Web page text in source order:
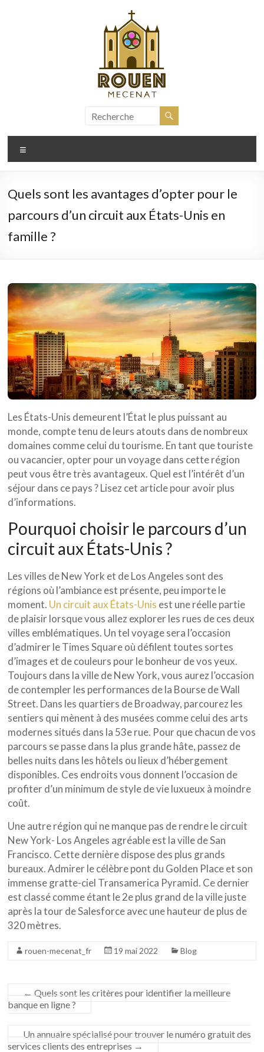
mecenat.fr
Quels sont les avantages d’opter pour le
parcours d’un circuit aux États-Unis en
famille ?
Les États-Unis demeurent l’État le plus puissant au
monde, compte tenu de leurs atouts dans de nombreux
domaines comme celui du tourisme. En tant que touriste
ou vacancier, opter pour un voyage dans cette région
peut vous être très avantageux. Quel est l’intérêt d’un
séjour dans ce pays ? Lisez cet article pour avoir plus
d’informations.
Pourquoi choisir le parcours d’un
circuit aux États-Unis ?
Les villes de New York et de Los Angeles sont des
régions où l’ambiance est présente, peu importe le
moment. Un circuit aux États-Unis est une réelle partie
de plaisir lorsque vous allez explorer les rues de ces deux
villes emblématiques. Un tel voyage sera l’occasion
d’admirer le Times Square où défilent toutes sortes
d’images et de couleurs pour le bonheur de vos yeux.
Toujours dans la ville de New York, vous aurez l’occasion
de contempler les performances de la Bourse de Wall
Street. Dans les quartiers de Broadway, parcourez les
sentiers qui mènent à des musées comme celui des arts
modernes situés dans la 53e rue. Pour que chacun de vos
parcours se passe dans la plus grande hâte, passez de
belles nuits dans les hôtels ou lieux d’hébergement
disponibles. Ces endroits vous donnent l’occasion de
profiter d’un minimum de style de vie luxueux à moindre
coût.
Une autre région qui ne manque pas de rendre le circuit
New York- Los Angeles agréable est la ville de San
Francisco. Cette dernière dispose des plus grands
bureaux. Admirer le célèbre pont du Golden Place et son
immense gratte-ciel Transamerica Pyramid. Ce dernier
est classé comme étant le 2e plus grand de la ville juste
après la tour de Salesforce avec une hauteur de plus de
320 mètres.
rouen-mecenat_fr 19 mai 2022 Blog
← Quels sont les critères pour identifier la meilleure
banque en ligne ?
Un annuaire spécialisé pour trouver le numéro gratuit des
services clients des entreprises →